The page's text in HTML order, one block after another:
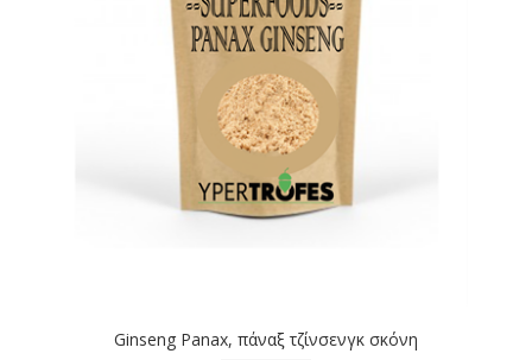
Ginseng Panax, πάναξ τζίνσενγκ σκόνη